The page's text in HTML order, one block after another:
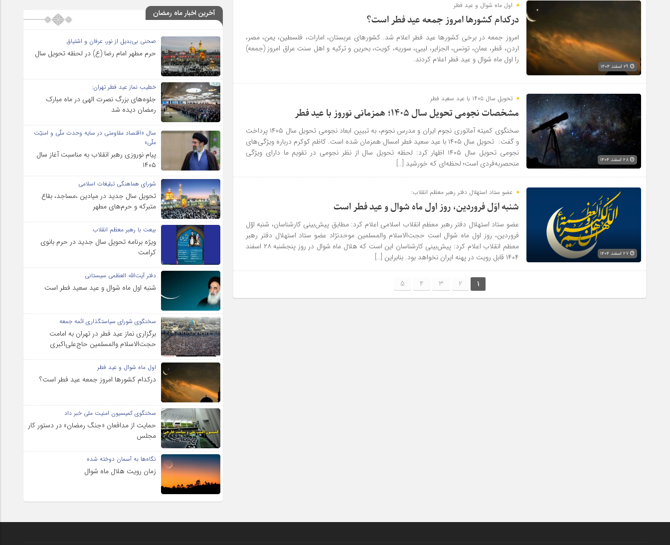
اول ماه شوال و عید فطر
درکدام کشورها امروز جمعه عید فطر است؟
امروز جمعه در برخی کشورها عید فطر اعلام شد. کشورهای عربستان، امارات، فلسطین، یمن، مصر،
اردن، قطر، عمان، تونس، الجزایر، لیبی، سوریه، کویت، بحرین و ترکیه و اهل سنت عراق امروز (جمعه)
را اول ماه شوال و عید فطر اعلام کردند.
تحویل سال ۱۴۰۵ با عید سعید فطر
مشخصات نجومی تحویل سال ۱۴۰۵؛ همزمانی نوروز با عید فطر
سخنگوی کمیته آماتوری نجوم ایران و مدرس نجوم، به تبیین ابعاد نجومی تحویل سال ۱۴۰۵ پرداخت
و گفت: تحویل سال ۱۴۰۵ با عید سعید فطر امسال همزمان شده است. کاظم کوکرم درباره ویژگی‌های
نجومی تحویل سال ۱۴۰۵ اظهار کرد: لحظه تحویل سال از نظر نجومی در تقویم ما دارای ویژگی
منحصربه‌فردی است؛ لحظه‌ای که خورشید […]
عضو ستاد استهلال دفتر رهبر معظم انقلاب:
شنبه اوّل فروردین، روز اول ماه شوال و عید فطر است
عضو ستاد استهلال دفتر رهبر معظم انقلاب اسلامی اعلام کرد: مطابق پیش‌بینی کارشناسان، شنبه اوّل
فروردین، روز اول ماه شوال است حجت‌الاسلام والمسلمین موحدنژاد عضو ستاد استهلال دفتر رهبر
معظم انقلاب اعلام کرد: پیش‌بینی کارشناسان این است که هلال ماه شوال در روز پنجشنبه ۲۸ اسفند
۱۴۰۴ قابل رویت در پهنه ایران نخواهد بود. بنابراین […]
1
2
3
4
5
آخرین اخبار ماه رمضان
صحنی بی‌بدیل از نور، عرفان و اشتیاق
حرم مطهر امام رضا (ع) در لحظه تحویل سال
خطیب نماز عید فطر تهران:
جلوه‌های بزرگ نصرت الهی در ماه مبارک
رمضان دیده شد
سال «اقتصاد مقاومتی در سایه وحدت ملّی و امنیّت
ملّی»
پیام نوروزی رهبر انقلاب به مناسبت آغاز سال
۱۴۰۵
شورای هماهنگی تبلیغات اسلامی
تحویل سال‌ جدید در میادین ،مساجد، بقاع
متبرکه‌ و حرم‌های‌ مطهر
بیعت با رهبر معظم انقلاب
ویژه برنامه تحویل سال جدید در حرم بانوی
کرامت
دفتر آیت‌الله العظمی سیستانی
شنبه اول ماه شوال و عید سعید فطر است
سخنگوی شورای سیاستگذاری ائمه جمعه
برگزاری نماز عید فطر در تهران به امامت
حجت‌الاسلام والمسلمین حاج‌علی‌اکبری
اول ماه شوال و عید فطر
درکدام کشورها امروز جمعه عید فطر است؟
سخنگوی کمیسیون امنیت ملی خبر داد
حمایت از مدافعان «جنگ رمضان» در دستور کار
مجلس
نگاه‌ها به آسمان دوخته شده
زمان رویت هلال ماه شوال